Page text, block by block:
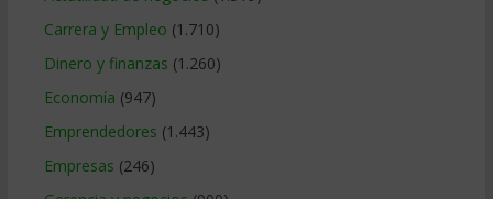
Carrera y Empleo (1.710)
Dinero y finanzas (1.260)
Economía (947)
Emprendedores (1.443)
Empresas (246)